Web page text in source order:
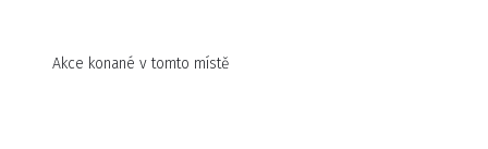
Akce konané v tomto místě